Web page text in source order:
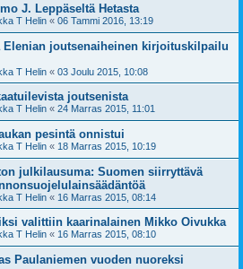
J. Leppäseltä Hetasta
T Helin « 06 Tammi 2016, 13:19
Elenian joutsenaiheinen kirjoituskilpailu
T Helin « 03 Joulu 2015, 10:08
joutsenista
T Helin « 24 Marras 2015, 11:01
pesintä onnistui
T Helin « 18 Marras 2015, 10:19
julkilausuma: Suomen siirryttävä
T Helin « 16 Marras 2015, 08:14
valittiin kaarinalainen Mikko Oivukka
T Helin « 16 Marras 2015, 08:10
Paulaniemen vuoden nuoreksi